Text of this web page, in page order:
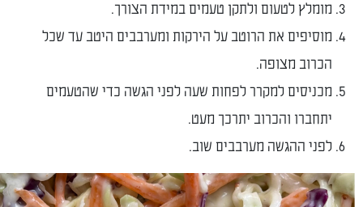
לטעום ולתקן טעמים במידת הצורך.
את הרוטב על הירקות ומערבבים היטב עד שכל
מצופה.
למקרר לפחות שעה לפני הגשה כדי שהטעמים
והכרוב יתרכך מעט.
ההגשה מערבבים שוב.